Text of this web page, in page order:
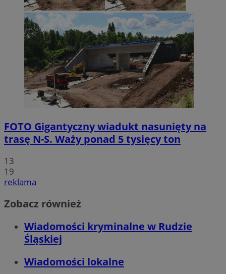
FOTO Gigantyczny wiadukt nasunięty na
trasę N-S. Waży ponad 5 tysięcy ton
13
19
reklama
Zobacz również
Wiadomości kryminalne w Rudzie
Śląskiej
Wiadomości lokalne